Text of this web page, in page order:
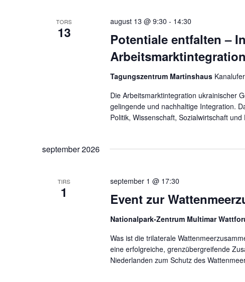
TORS
13
Potentiale entfalten –
august 13 @ 9:30 - 14:30
Tagungszentrum Martinshaus
Die Arbeitsmarktintegration ukrainischer
gelingende und nachhaltige Integration.
Politik, Wissenschaft, Sozialwirtschaft
september 2026
TIRS
1 Event zur
september 1 @ 17:30
Nationalpark-Zentrum Multimar
Was ist die trilaterale
eine erfolgreiche, grenzübergreifende
Niederlanden zum Schutz des